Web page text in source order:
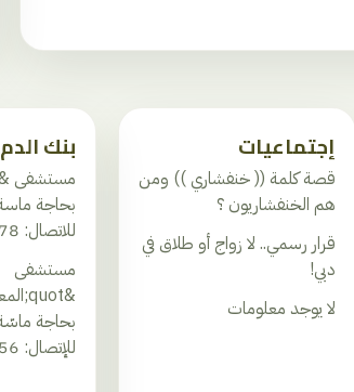
إجتماعيات
قصة كلمة (( خنفشاري )) ومن
هم الخنفشاريون ؟
قرار رسمي.. لا زواج أو طلاق في
دبي!
لا يوجد معلومات
بنك الدم
للاتصال: 03.692378
مستشفى
للإتصال: 03.193356